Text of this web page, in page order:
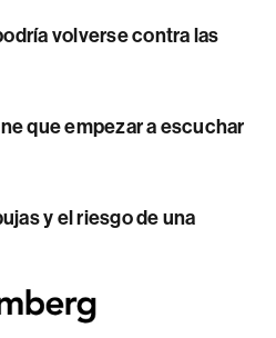
volverse contra las
que empezar a escuchar
y el riesgo de una